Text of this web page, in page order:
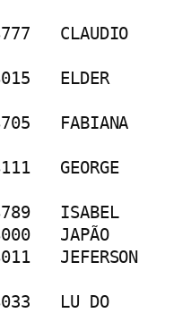
PRTB		28789	ISABEL
PRTB		28000	JAPÃO